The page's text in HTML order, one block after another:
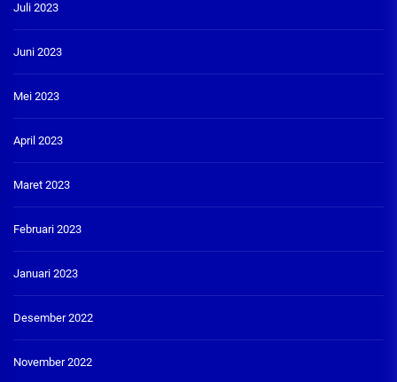
Juli 2023
Juni 2023
Mei 2023
April 2023
Maret 2023
Februari 2023
Januari 2023
Desember 2022
November 2022